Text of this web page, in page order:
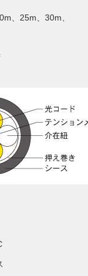
、25m、30m、